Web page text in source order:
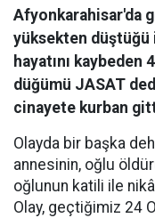
Afyonkarahisar'da
yüksekten düştüğü
hayatını kaybeden
düğümü JASAT
cinayete kurban
Olayda bir başka
annesinin, oğlu
oğlunun katili ile
Olay, geçtiğimiz 24